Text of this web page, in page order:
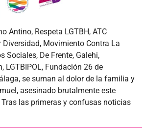
Antino, Respeta LGTBH, ATC
Diversidad, Movimiento Contra La
Sociales, De Frente, Galehi,
LGTBIPOL, Fundación 26 de
se suman al dolor de la familia y
asesinado brutalmente este
las primeras y confusas noticias